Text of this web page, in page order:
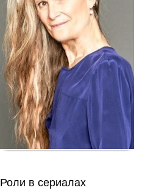
Роли в сериалах